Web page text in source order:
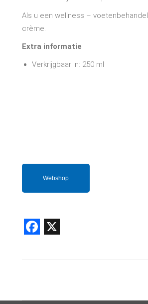
Als u een wellness –
crème.
Extra informatie
Verkrijgbaar in: 250 ml
Webshop